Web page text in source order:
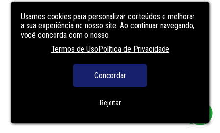
Usamos cookies para personalizar conteúdos e melhorar
a sua experiência no nosso site. Ao continuar navegando,
você concorda com o nosso
Termos de UsoPolítica de Privacidade
Concordar
Rejeitar